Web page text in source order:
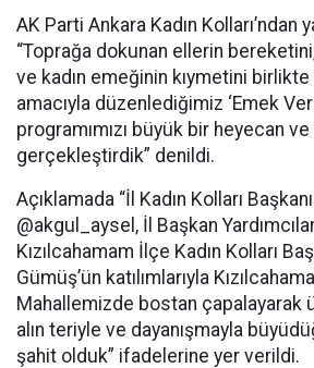
AK Parti Ankara Kadın Kolları’ndan
“Toprağa dokunan ellerin
ve kadın emeğinin kıymetini
amacıyla düzenlediğimiz ‘Emek
programımızı büyük bir heyecan
gerçekleştirdik” denildi.
Açıklamada “İl Kadın Kolları
@akgul_aysel, İl Başkan
Kızılcahamam İlçe Kadın Kolları
Gümüş’ün katılımlarıyla
Mahallemizde bostan çapalayarak
alın teriyle ve dayanışmayla
şahit olduk” ifadelerine yer verildi.